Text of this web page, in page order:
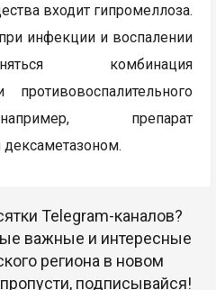
входит гипромеллоза.
инфекции и воспалении
комбинация
противовоспалительного
препарат
Telegram-каналов?
важные и интересные
региона в новом
подписывайся!